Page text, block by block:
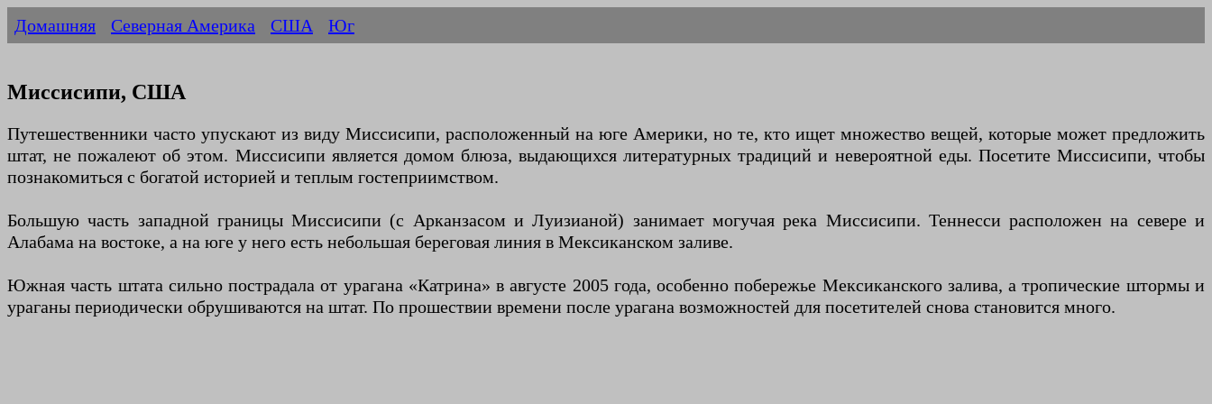
Домашняя Северная Америка США Юг
Миссисипи, США
Путешественники часто упускают из виду Миссисипи, расположенный на юге Америки, но те, кто ищет множество вещей, которые может предложить
штат, не пожалеют об этом. Миссисипи является домом блюза, выдающихся литературных традиций и невероятной еды. Посетите Миссисипи, чтобы
познакомиться с богатой историей и теплым гостеприимством.
Большую часть западной границы Миссисипи (с Арканзасом и Луизианой) занимает могучая река Миссисипи. Теннесси расположен на севере и
Алабама на востоке, а на юге у него есть небольшая береговая линия в Мексиканском заливе.
Южная часть штата сильно пострадала от урагана «Катрина» в августе 2005 года, особенно побережье Мексиканского залива, а тропические штормы и
ураганы периодически обрушиваются на штат. По прошествии времени после урагана возможностей для посетителей снова становится много.